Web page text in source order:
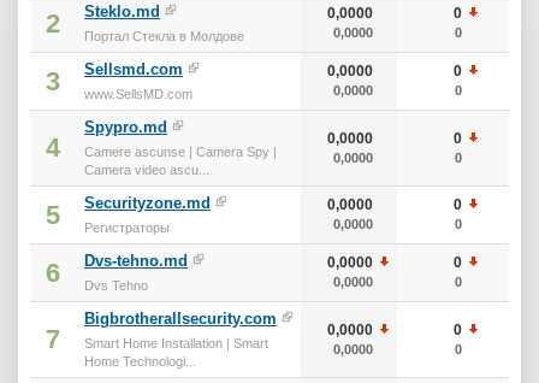
2 Steklo.md
Портал Стекла в Молдове
0,0000
0,0000
0
0
3 Sellsmd.com
www.SellsMD.com
0,0000
0,0000
0
0
4
Spypro.md
Camere ascunse | Camera Spy |
Camera video ascu...
0,0000
0,0000
0
0
5 Securityzone.md
Регистраторы
0,0000
0,0000
0
0
6 Dvs-tehno.md
Dvs Tehno
0,0000
0,0000
0
0
7
Bigbrotherallsecurity.com
Smart Home Installation | Smart
Home Technologi...
0,0000
0,0000
0
0